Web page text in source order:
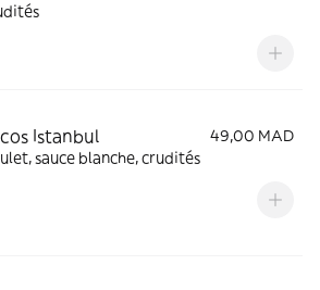
Istanbul
49,00 MAD
sauce blanche, crudités